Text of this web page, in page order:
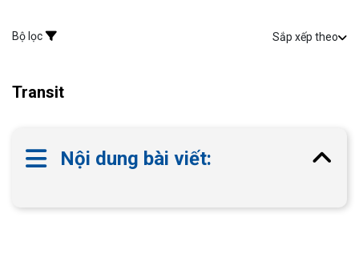
Bộ lọc Sắp xếp theo
Transit
Nội dung bài viết: